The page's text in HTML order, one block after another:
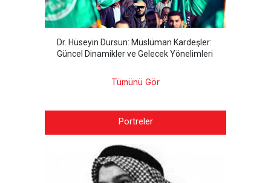
Dr. Hüseyin Dursun: Müslüman Kardeşler:
Güncel Dinamikler ve Gelecek Yönelimleri
Tümünü Gör
Portreler